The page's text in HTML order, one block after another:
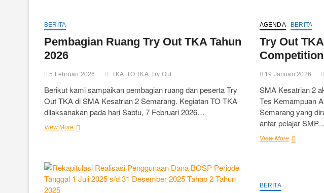
Talkshow
Pemetaan
Siswa
2026/2027
BERITA
Pembagian Ruang Try Out TKA Tahun
2026
5 Februari 2026 TKA TO TKA Try Out
Berikut kami sampaikan pembagian ruang dan peserta Try
Out TKA di SMA Kesatrian 2 Semarang. Kegiatan TO TKA
dilaksanakan pada hari Sabtu, 7 Februari 2026…
View MorePembagian
Tahun
2026
AGENDA BERITA
Try Out
Competition
19 Januari 2026
SMA Kesatrian 2
Tes Kemampuan
Semarang yang
antar pelajar
View MoreTry
BERITA